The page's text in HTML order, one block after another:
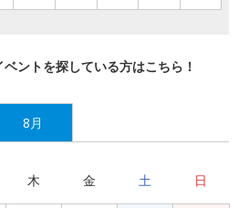
ントを探している方はこちら！
8月
木 金 土 日